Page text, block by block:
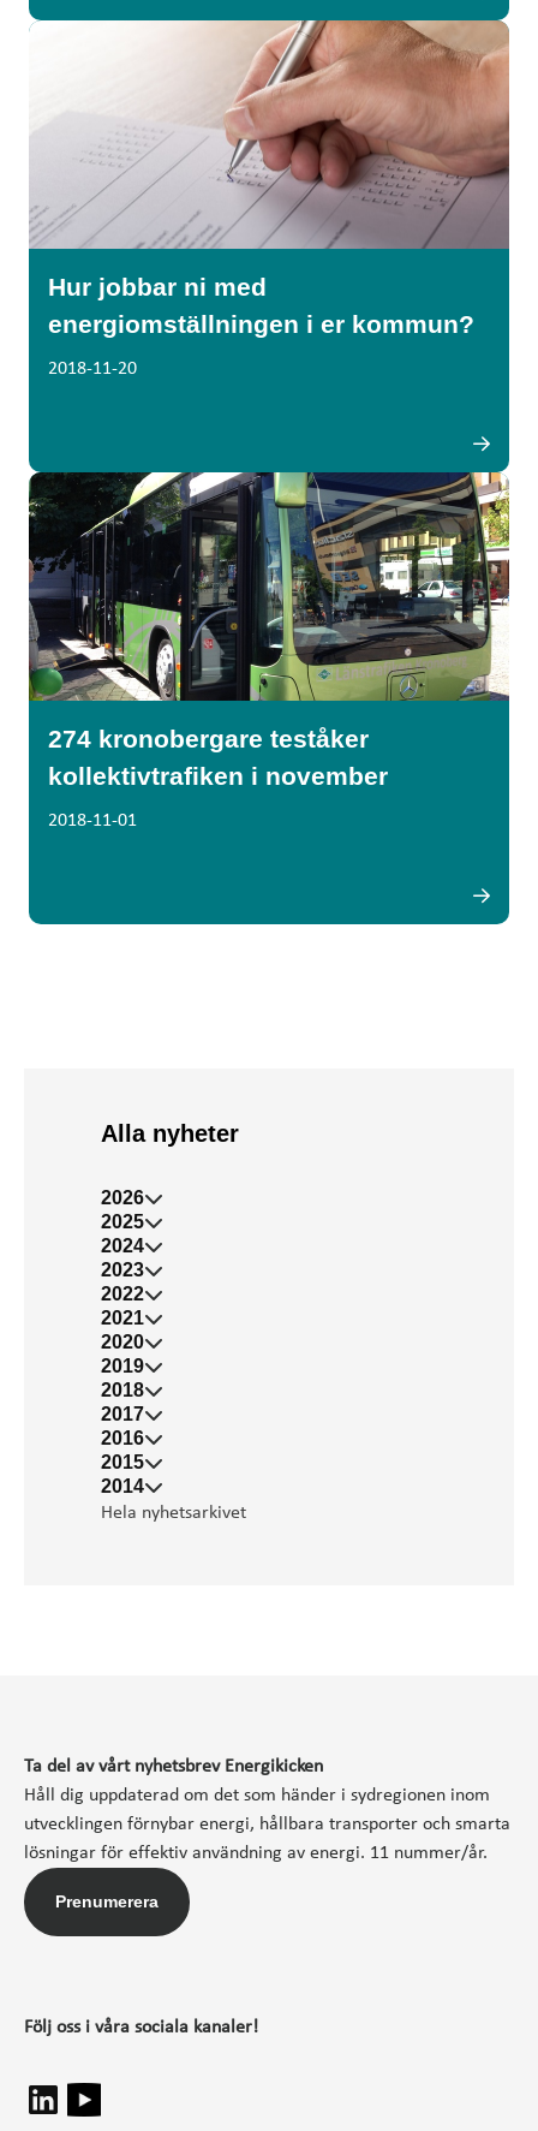
Hur jobbar ni med
energiomställningen i er kommun?
2018-11-20
274 kronobergare teståker
kollektivtrafiken i november
2018-11-01
Alla nyheter
2026
2025
2024
2023
2022
2021
2020
2019
2018
2017
2016
2015
2014
Hela nyhetsarkivet
Ta del av vårt nyhetsbrev Energikicken
Håll dig uppdaterad om det som händer i sydregionen inom
utvecklingen förnybar energi, hållbara transporter och smarta
lösningar för effektiv användning av energi. 11 nummer/år.
Prenumerera
Följ oss i våra sociala kanaler!